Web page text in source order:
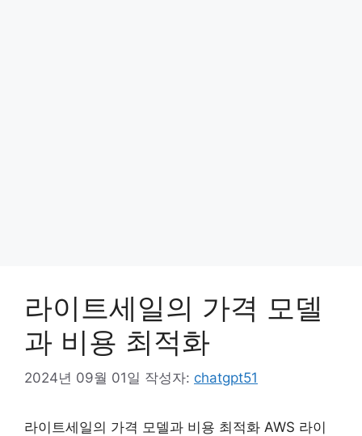
라이트세일의 가격 모델
과 비용 최적화
2024년 09월 01일 작성자: chatgpt51
라이트세일의 가격 모델과 비용 최적화 AWS 라이